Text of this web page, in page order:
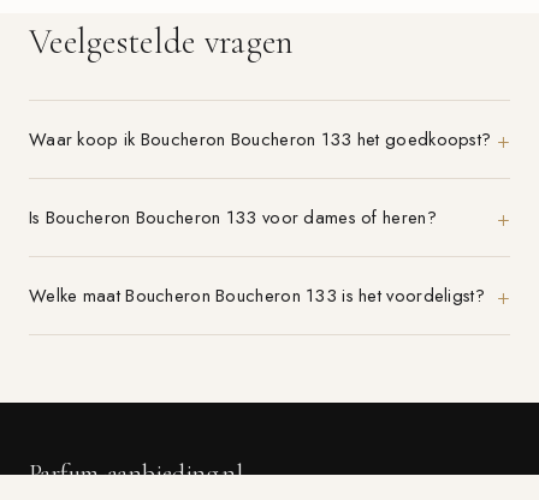
Veelgestelde vragen
Waar koop ik Boucheron Boucheron 133 het goedkoopst?
Is Boucheron Boucheron 133 voor dames of heren?
Welke maat Boucheron Boucheron 133 is het voordeligst?
Parfum-aanbieding.nl